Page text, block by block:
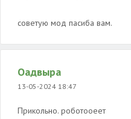
советую мод пасиба вам.
Оадвыра
13-05-2024 18:47
Прикольно. роботооеет